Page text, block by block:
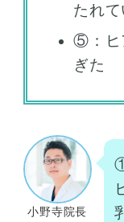
たれ
⑤：ヒ
ぎた
小野寺院長